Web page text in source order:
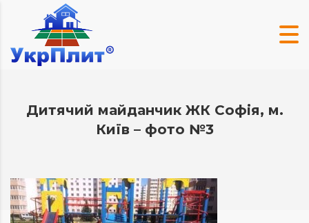
Дитячий майданчик ЖК Софія, м.
Київ – фото №3